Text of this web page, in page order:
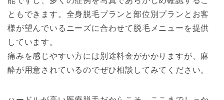
ともできます。全身脱毛プランと部位別プランとお客
様が望んでいるニーズに合わせて脱毛メニューを提供
しています。
痛みを感じやすい方には別途料金がかかりますが、麻
酔が用意されているのでぜひ相談してみてください。